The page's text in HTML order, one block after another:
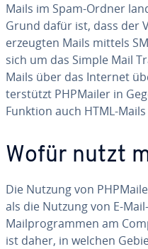
Mails im Spam-Ordner
Grund dafür ist, dass der
erzeugten Mails mittels
sich um das Simple Mail
Mails über das Internet
ter­stützt PHPMailer in
Funktion auch HTML-
Wofür nutzt
Die Nutzung von
als die Nutzung von E-
Mail­pro­gram­men am
ist daher, in welchen